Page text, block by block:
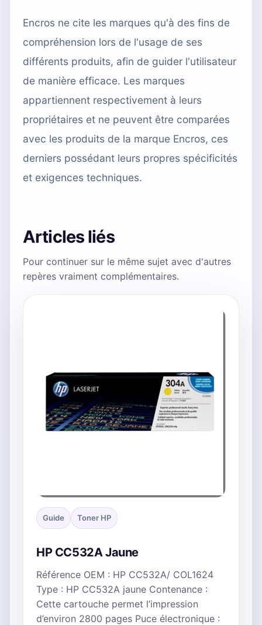
Encros ne cite les marques qu'à des fins de
compréhension lors de l'usage de ses
différents produits, afin de guider l'utilisateur
de manière efficace. Les marques
appartiennent respectivement à leurs
propriétaires et ne peuvent être comparées
avec les produits de la marque Encros, ces
derniers possédant leurs propres spécificités
et exigences techniques.
Articles liés
Pour continuer sur le même sujet avec d'autres
repères vraiment complémentaires.
Guide Toner HP
HP CC532A Jaune
Référence OEM : HP CC532A/ COL1624
Type : HP CC532A jaune Contenance :
Cette cartouche permet l’impression
d’environ 2800 pages Puce électronique :